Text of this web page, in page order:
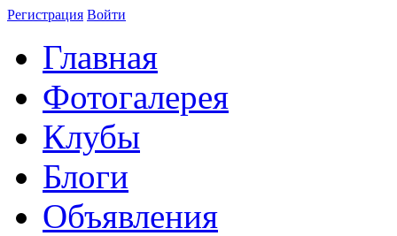
Регистрация Войти
Главная
Фотогалерея
Клубы
Блоги
Объявления